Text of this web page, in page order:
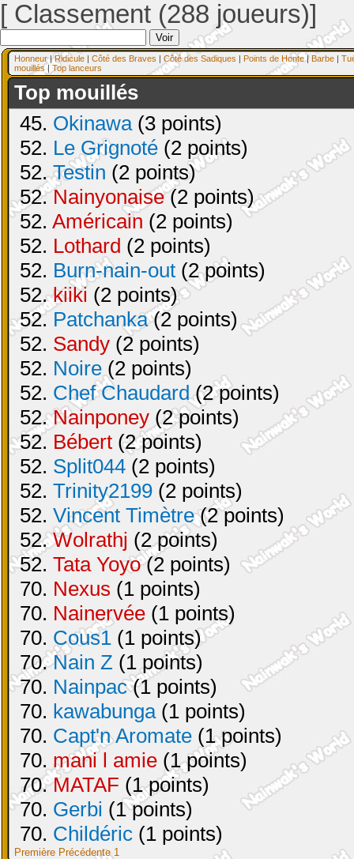
[ Classement (288 joueurs)]
Honneur|Ridicule | Côté des Braves | Côté des Sadiques | Points de Honte| Barbe |
mouillés| Top lanceurs
Top mouillés
45. Okinawa(3 points)
52. Le Grignoté (2 points)
52.Testin (2 points)
52.Nainyonaise(2 points)
52. Américain (2 points)
52. Lothard (2 points)
52. Burn-nain-out (2 points)
52.kiiki (2 points)
52. Patchanka(2 points)
52. Sandy (2 points)
52. Noire(2 points)
52. Chef Chaudard(2 points)
52.Nainponey (2 points)
52. Bébert (2 points)
52. Split044 (2 points)
52. Trinity2199 (2 points)
52. Vincent Timètre(2 points)
52.Wolrathj (2 points)
52. Tata Yoyo(2 points)
70. Nexus (1 points)
70. Nainervée (1 points)
70. Cous1 (1 points)
70.Nain Z (1 points)
70. Nainpac(1 points)
70. kawabunga(1 points)
70. Capt'n Aromate (1 points)
70. mani l amie (1 points)
70.MATAF (1 points)
70. Gerbi (1 points)
70. Childéric (1 points)
Première Précédente 1